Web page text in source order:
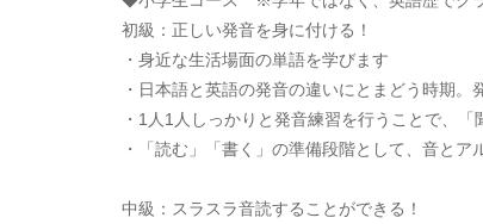
初級：正しい発音を身に付ける！
・身近な生活場面の単語を学びます
・日本語と英語の発音の違いにとまどう時期。
・1人1人しっかりと発音練習を行うことで、
・「読む」「書く」の準備段階として、音と
中級：スラスラ音読することができる！